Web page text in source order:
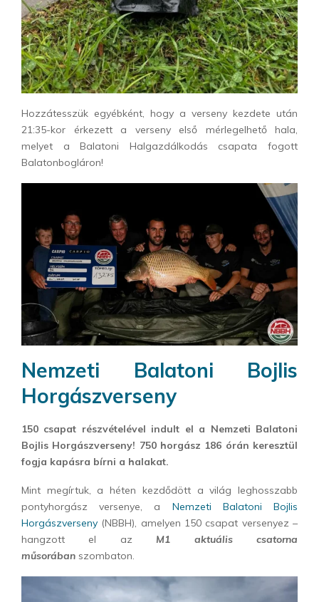
Hozzátesszük egyébként, hogy a verseny kezdete után
21:35-kor érkezett a verseny első mérlegelhető hala,
melyet a Balatoni Halgazdálkodás csapata fogott
Balatonbogláron!
Nemzeti Balatoni Bojlis
Horgászverseny
150 csapat részvételével indult el a Nemzeti Balatoni
Bojlis Horgászverseny! 750 horgász 186 órán keresztül
fogja kapásra bírni a halakat.
Mint megírtuk, a héten kezdődött a világ leghosszabb
pontyhorgász versenye, a Nemzeti Balatoni Bojlis
Horgászverseny (NBBH), amelyen 150 csapat versenyez –
hangzott el az M1 aktuális csatorna
műsorában szombaton.